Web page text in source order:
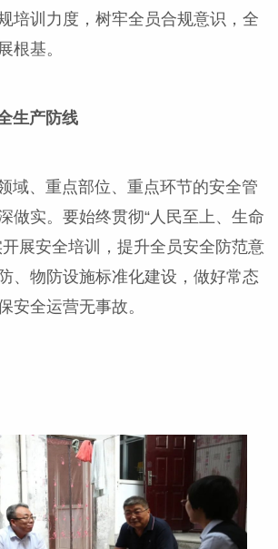
培训力度，树牢全员合规意识，全
根基。
产防线
、重点部位、重点环节的安全管
做实。要始终贯彻“人民至上、生命
开展安全培训，提升全员安全防范意
、物防设施标准化建设，做好常态
安全运营无事故。